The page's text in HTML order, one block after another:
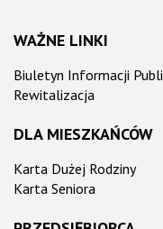
WAŻNE LINKI
Biuletyn Informacji
Rewitalizacja
DLA MIESZKAŃCÓW
Karta Dużej Rodziny
Karta Seniora